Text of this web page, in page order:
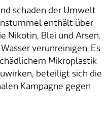
schaden der Umwelt
enthält über
Nikotin, Blei und Arsen.
verunreinigen. Es
Mikroplastik
beteiligt sich die
Kampagne gegen